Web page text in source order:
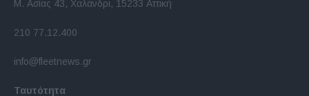
Μ. Ασίας 43, Χαλάνδρι, 15233 Αττική
210 77.12.400
info@fleetnews.gr
Ταυτότητα